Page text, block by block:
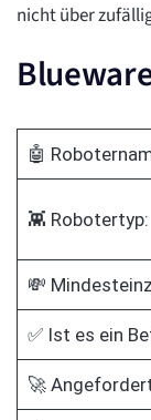
nicht über
🤖
👾 Robotertyp:
💸
✅ Ist es ein
🚀